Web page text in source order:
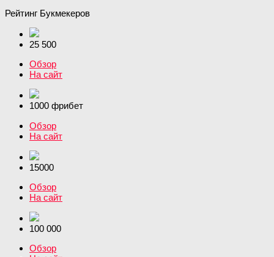
Рейтинг Букмекеров
25 500
Обзор
На сайт
1000 фрибет
Обзор
На сайт
15000
Обзор
На сайт
100 000
Обзор